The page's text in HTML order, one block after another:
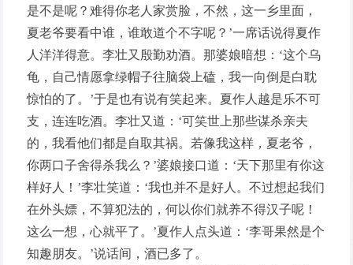
是不是呢？难得你老人家赏脸，不然，这一乡里面，
夏老爷要看中谁，谁敢道个不字呢？’一席话说得夏作
人洋洋得意。李壮又殷勤劝酒。那婆娘暗想：‘这个乌
龟，自己情愿拿绿帽子往脑袋上磕，我一向倒是白耽
惊怕的了。’于是也有说有笑起来。夏作人越是乐不可
支，连连吃酒。李壮又道：‘可笑世上那些谋杀亲夫
的，我看他们都是自取其祸。若像我这样，夏老爷，
你两口子舍得杀我么？’婆娘接口道：‘天下那里有你这
样好人！’李壮笑道：‘我也并不是好人。不过想起我们
在外头嫖，不算犯法的，何以你们就养不得汉子呢！
这么一想，心就平了。’夏作人点头道：‘李哥果然是个
知趣朋友。’说话间，酒已多了。